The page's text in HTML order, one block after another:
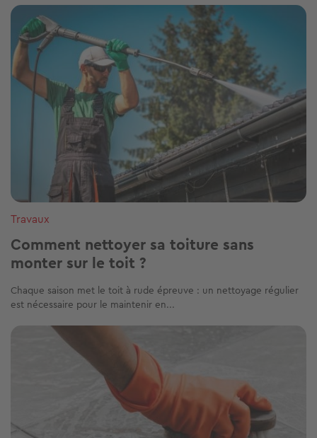
Image
Travaux
Comment nettoyer sa toiture sans
monter sur le toit ?
Chaque saison met le toit à rude épreuve : un nettoyage régulier
est nécessaire pour le maintenir en...